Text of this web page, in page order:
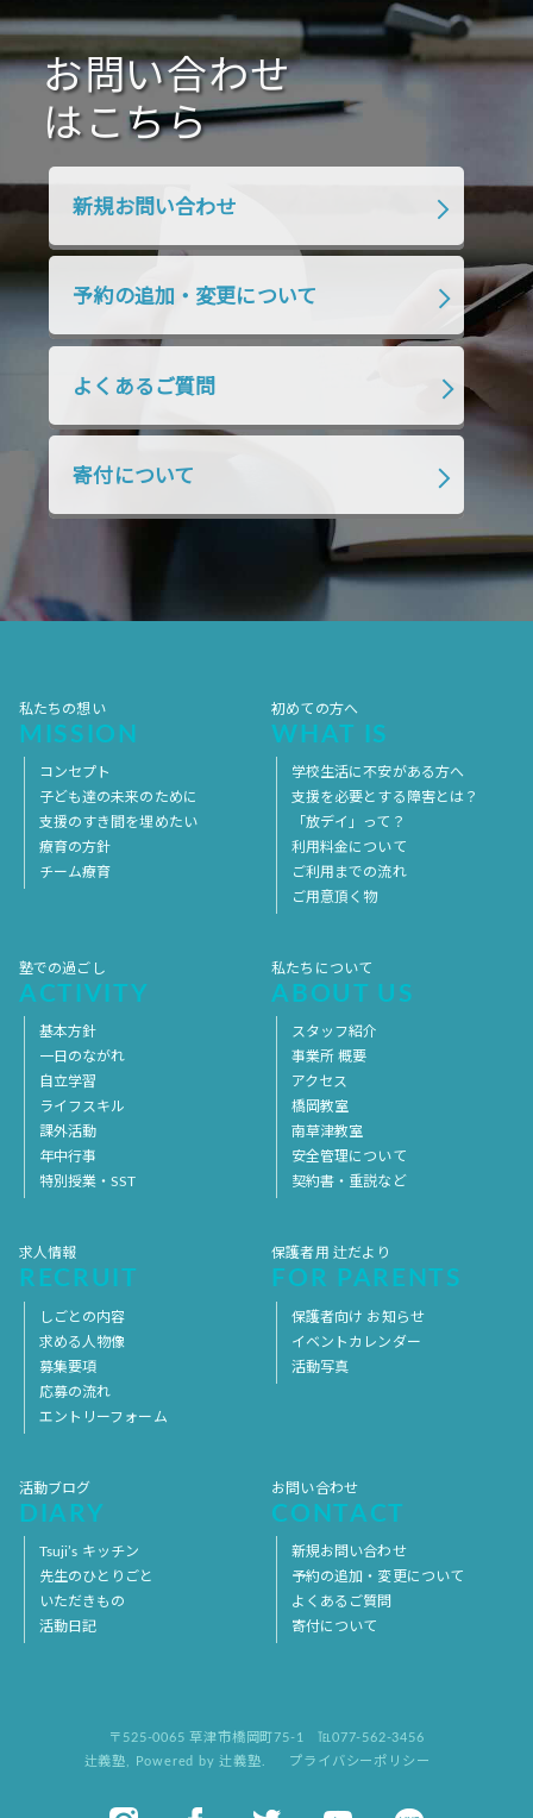
2020年10月 2020年9月 2020年8月
2020年7月 2020年6月 2020年5月
2020年4月 2020年3月 2020年2月
2019年10月 2019年9月
2018年7月 2018年6月
2018年4月 2018年3月 2018年2月
2018年1月 2017年12月
2017年10月 2017年9月 2017年8月
2017年5月
2017年4月
お問い合わせ
はこちら
新規お問い合わせ
予約の追加・変更について
よくあるご質問
寄付について
私たちの想い
MISSION
コンセプト
子ども達の未来のために
支援のすき間を埋めたい
療育の方針
チーム療育
初めての方へ
WHAT IS
学校生活に不安がある方へ
支援を必要とする障害とは？
「放デイ」って？
利用料金について
ご利用までの流れ
ご用意頂く物
塾での過ごし
ACTIVITY
基本方針
一日のながれ
自立学習
ライフスキル
課外活動
年中行事
特別授業・SST
私たちについて
ABOUT US
スタッフ紹介
事業所 概要
アクセス
橋岡教室
南草津教室
安全管理について
契約書・重説など
求人情報
RECRUIT
しごとの内容
求める人物像
募集要項
応募の流れ
エントリーフォーム
保護者用 辻だより
FOR PARENTS
保護者向け お知らせ
イベントカレンダー
活動写真
活動ブログ
DIARY
Tsuji’s キッチン
先生のひとりごと
いただきもの
活動日記
お問い合わせ
CONTACT
新規お問い合わせ
予約の追加・変更について
よくあるご質問
寄付について
〒525-0065 草津市橋岡町75-1
℡077-562-3456
辻義塾, Powered by 辻義塾. プライバシーポリシー